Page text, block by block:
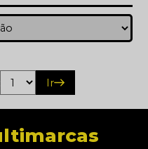
Ir